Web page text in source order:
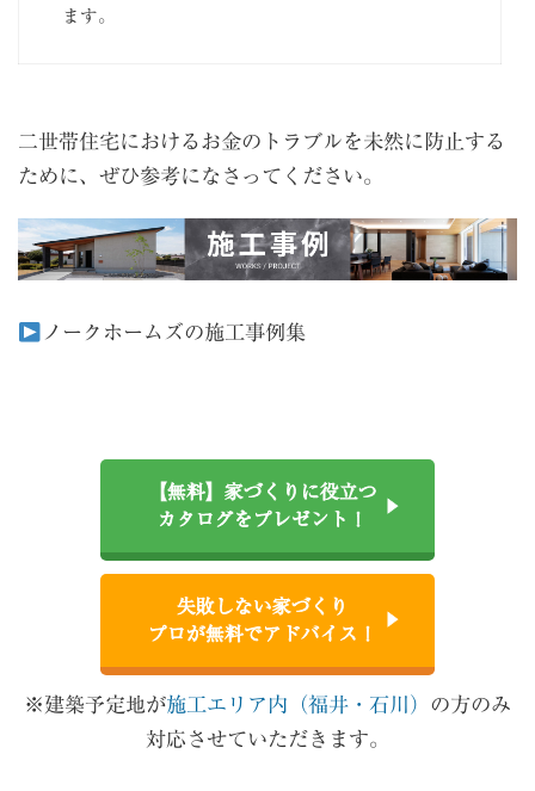
ます。
二世帯住宅におけるお金のトラブルを未然に防止する
ために、ぜひ参考になさってください。
ノークホームズの施工事例集
【無料】家づくりに役立つ
カタログをプレゼント！
失敗しない家づくり
プロが無料でアドバイス！
※建築予定地が施工エリア内（福井・石川） の方のみ
対応させていただきます。